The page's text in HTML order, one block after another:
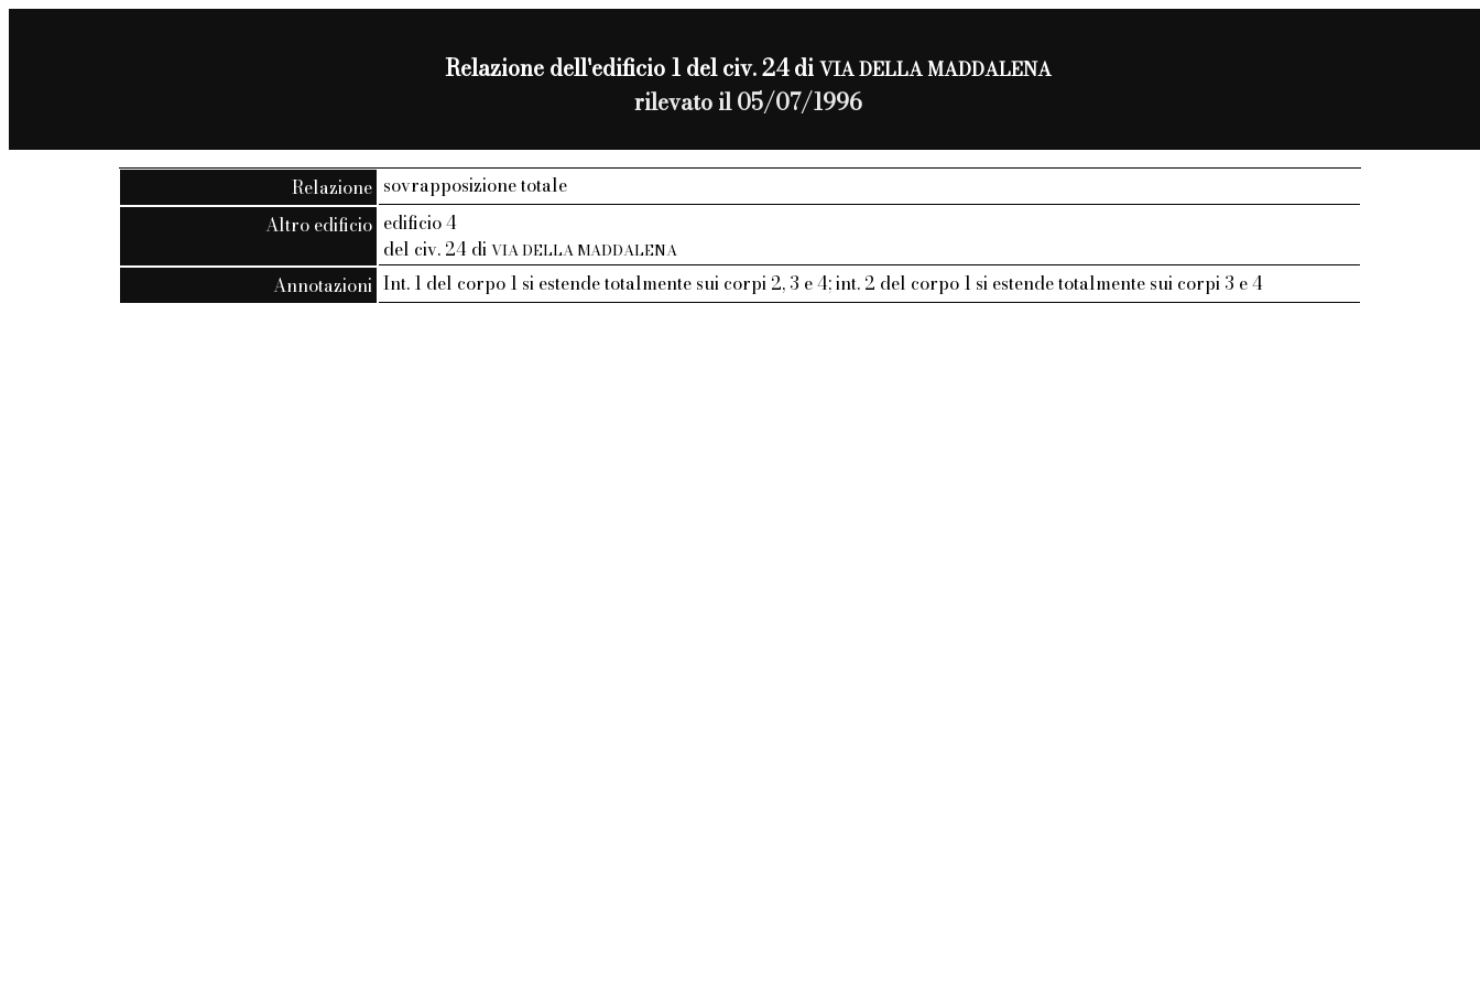
Relazione dell'edificio 1 del civ. 24 diVIA DELLA MADDALENA
rilevato il 05/07/1996
Relazione sovrapposizione totale
Altro edificio edificio 4
del civ. 24 diVIA DELLA MADDALENA
Annotazioni Int. 1 del corpo 1 si estende totalmente sui corpi 2, 3 e 4; int. 2 del corpo 1 si estende totalmente sui corpi 3 e 4